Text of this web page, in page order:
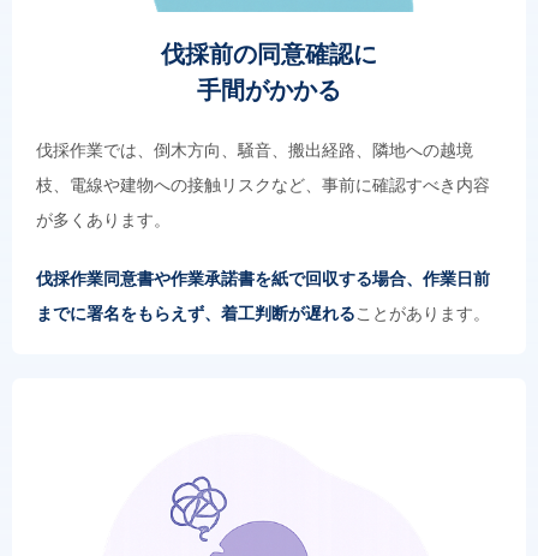
伐採前の同意確認に
手間がかかる
伐採作業では、倒木方向、騒音、搬出経路、隣地への越境
枝、電線や建物への接触リスクなど、事前に確認すべき内容
が多くあります。
伐採作業同意書や作業承諾書を紙で回収する場合、作業日前
までに署名をもらえず、着工判断が遅れることがあります。